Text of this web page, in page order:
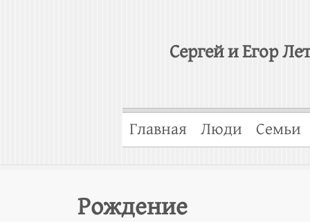
Сергей и Егор
Главная Люди Семьи
Рождение